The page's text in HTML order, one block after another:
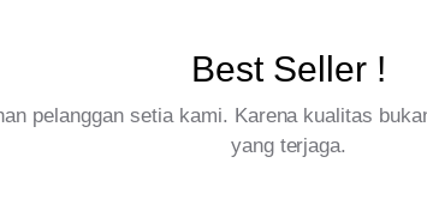
Best Seller !
pelanggan setia kami. Karena kualitas
yang terjaga.